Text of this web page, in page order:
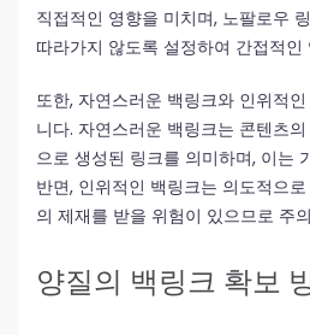
직접적인 영향을 미치며, 노팔로우
따라가지 않도록 설정하여 간접적인
또한, 자연스러운 백링크와 인위적
니다. 자연스러운 백링크는 콘텐츠
으로 생성된 링크를 의미하며, 이는
반면, 인위적인 백링크는 의도적으
의 제재를 받을 위험이 있으므로 주
양질의 백링크 확보